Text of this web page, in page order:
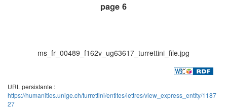
page 6
ms_fr_00489_f162v_ug63617_turrettini_file.jpg
URL persistante :
https://humanities.unige.ch/turrettini/entites/lettres/view_express_entity/1187
27